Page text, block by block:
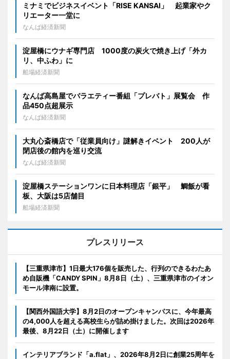
ミナミでビジネスイベント「RISE KANSAI」 起業家やク
リエーター一堂に
なんば経済新聞
淀屋橋にウナギ専門店 1000度の炭火で焼き上げ「外カ
リ、中ふわ」に
船場経済新聞
なんば高島屋でバラエティー番組「プレバト」展覧会 作
品450点超展示
なんば経済新聞
大丸心斎橋店で「従業員向け」謎解きイベント 200人が
閉店後の館内を巡り交流
なんば経済新聞
淀屋橋ステーションワンに日本料理店「銀平」 鯛飯が看
板、大阪は5店舗目
船場経済新聞
プレスリリース
【三重県津市】1日最大176個を販売した、行列のできるわたあ
め自販機「CANDY SPIN」8月8日（土）、三重県津市のイオン
モール津南に設置。
【関西外国語大学】8月2日のオープンキャンパスに、今年最高
の4,000人を超える高校生らが詰め掛けました。次回は2026年
最後、8月22日（土）に開催します
インテリアブランド「a.flat」、2026年8月2日に創業25周年を